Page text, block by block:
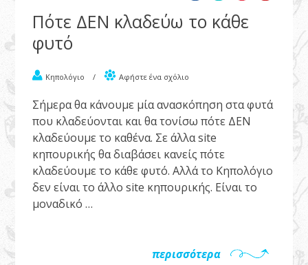
Πότε ΔΕΝ κλαδεύω το κάθε
φυτό
Κηπολόγιο / Αφήστε ένα σχόλιο
Σήμερα θα κάνουμε μία ανασκόπηση στα φυτά
που κλαδεύονται και θα τονίσω πότε ΔΕΝ
κλαδεύουμε το καθένα. Σε άλλα site
κηπουρικής θα διαβάσει κανείς πότε
κλαδεύουμε το κάθε φυτό. Αλλά το Κηπολόγιο
δεν είναι το άλλο site κηπουρικής. Είναι το
μοναδικό …
περισσότερα